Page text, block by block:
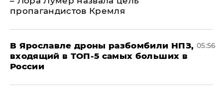
пропагандистов Кремля
В Ярославле дроны разбомбили НПЗ,
входящий в ТОП-5 самых больших в
России
05:56